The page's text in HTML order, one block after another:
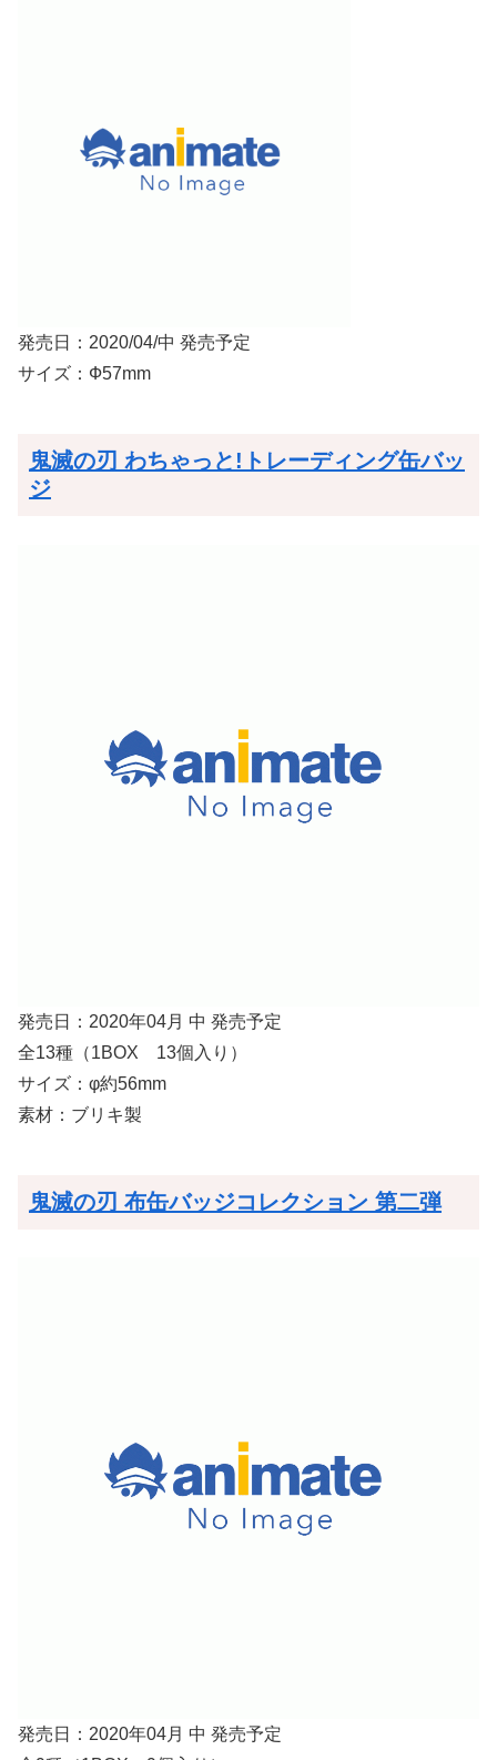
発売日：2020/04/中 発売予定
サイズ：Ф57mm
鬼滅の刃 わちゃっと!トレーディング缶バッ
ジ
発売日：2020年04月 中 発売予定
全13種（1BOX 13個入り）
サイズ：φ約56mm
素材：ブリキ製
鬼滅の刃 布缶バッジコレクション 第二弾
発売日：2020年04月 中 発売予定